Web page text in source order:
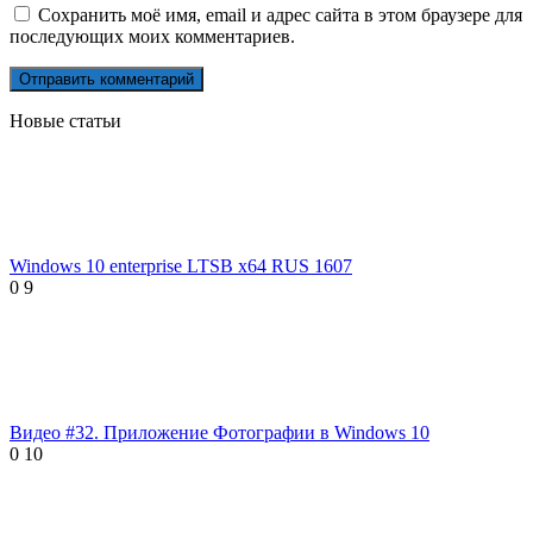
Сохранить моё имя, email и адрес сайта в этом браузере для
последующих моих комментариев.
Новые статьи
Windows 10 enterprise LTSB x64 RUS 1607
0 9
Видео #32. Приложение Фотографии в Windows 10
0 10